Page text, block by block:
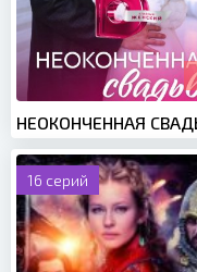
16 серий